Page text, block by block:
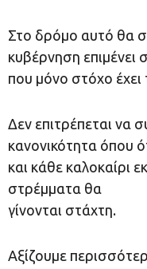
Στο δρόμο αυτό θα
κυβέρνηση επιμένει
που μόνο στόχο
Δεν επιτρέπεται να
κανονικότητα όπου
και κάθε καλοκαίρι
στρέμματα θα
γίνονται στάχτη.
Αξίζουμε